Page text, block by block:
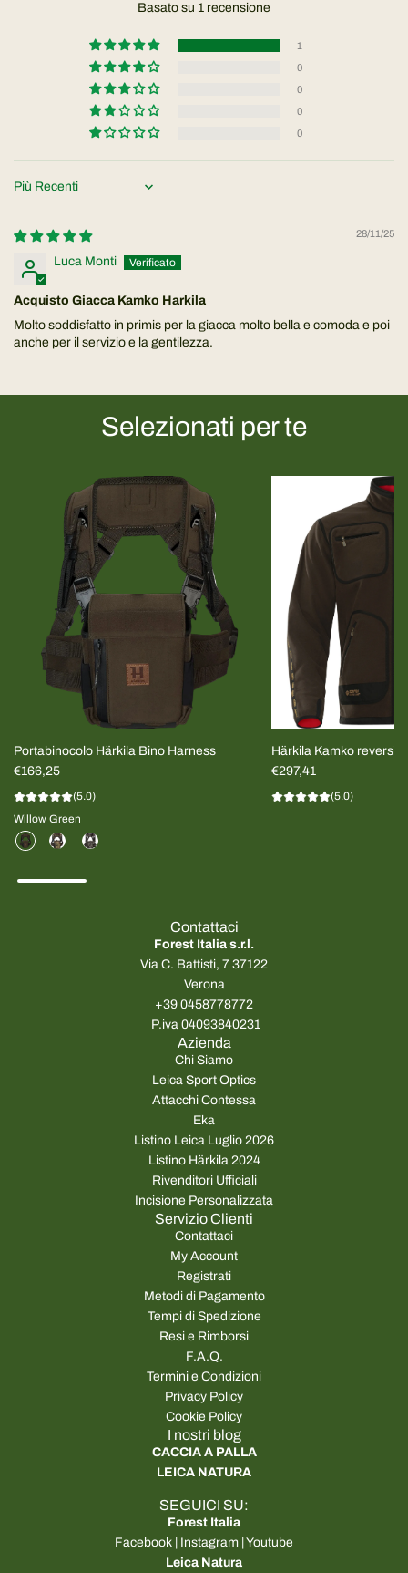
Basato su 1 recensione
1
0
0
0
0
Sort by
28/11/25
Luca Monti
Acquisto Giacca Kamko Harkila
Molto soddisfatto in primis per la giacca molto bella e comoda e poi
anche per il servizio e la gentilezza.
Selezionati per te
Portabinocolo Härkila Bino Harness
€166,25
(5.0)
Willow Green
Härkila Kamko
Scuro/Rosso UOMO
€297,41
(5.0)
Contattaci
Forest Italia s.r.l.
Via C. Battisti, 7 37122
Verona
+39 0458778772
P.iva 04093840231
Azienda
Chi Siamo
Leica Sport Optics
Attacchi Contessa
Eka
Listino Leica Luglio 2026
Listino Härkila 2024
Rivenditori Ufficiali
Incisione Personalizzata
Servizio Clienti
Contattaci
My Account
Registrati
Metodi di Pagamento
Tempi di Spedizione
Resi e Rimborsi
F.A.Q.
Termini e Condizioni
Privacy Policy
Cookie Policy
I nostri blog
CACCIA A PALLA
LEICA NATURA
SEGUICI SU:
Forest Italia
Facebook | Instagram |Youtube
Leica Natura